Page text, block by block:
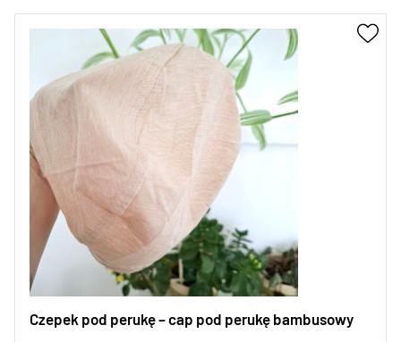
Czepek pod perukę – cap pod perukę bambusowy